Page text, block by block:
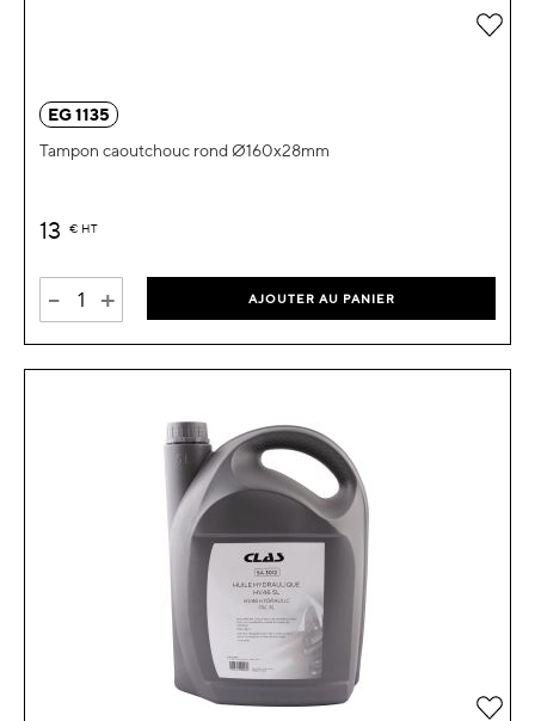
EG 1135
Tampon caoutchouc rond Ø160x28mm
13 € HT
- + AJOUTER AU PANIER